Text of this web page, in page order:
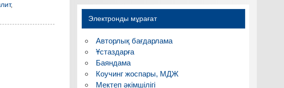
,
Электронды мұрағат
Авторлық бағдарлама
Ұстаздарға
Баяндама
Коучинг жоспары, МДЖ
Мектеп әкімшілігі